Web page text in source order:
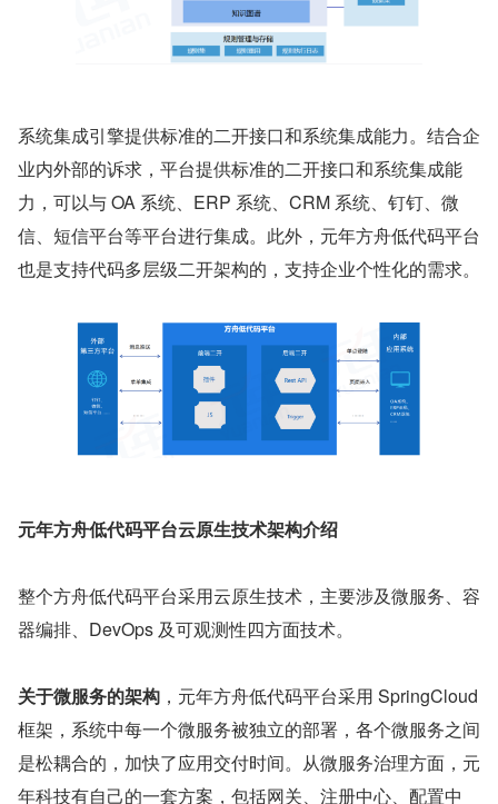
系统集成引擎提供标准的⼆开接口和系统集成能力。结合企
业内外部的诉求，平台提供标准的⼆开接口和系统集成能
力，可以与 OA 系统、ERP 系统、CRM 系统、钉钉、微
信、短信平台等平台进行集成。此外，元年方舟低代码平台
也是⽀持代码多层级⼆开架构的，支持企业个性化的需求。
元年方舟低代码平台云原生技术架构介绍
整个方舟低代码平台采用云原生技术，主要涉及微服务、容
器编排、DevOps 及可观测性四方面技术。
关于微服务的架构 ，元年方舟低代码平台采用 SpringCloud
框架，系统中每⼀个微服务被独立的部署，各个微服务之间
是松耦合的，加快了应用交付时间。从微服务治理方面，元
年科技有自己的⼀套方案，包括网关、注册中心、配置中